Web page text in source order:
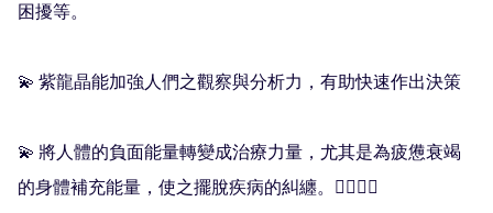
困擾等。
💫 紫龍晶能加強人們之觀察與分析力，有助快速作出決策
💫 將人體的負面能量轉變成治療力量，尤其是為疲憊衰竭
的身體補充能量，使之擺脫疾病的糾纏。😶‍🌫️😶‍🌫️